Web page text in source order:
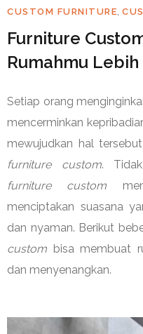
CUSTOM FURNITURE
Furniture
Rumahmu
Setiap orang
mencerminkan
mewujudkan hal
furniture
custom.
furniture custom
menciptakan suasana
dan nyaman. Berikut
custom bisa membuat
dan menyenangkan.